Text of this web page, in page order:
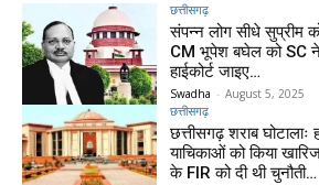
छत्तीसगढ़
संपन्न लोग सीधे सुप्रीम
CM भूपेश बघेल को SC ने
हाईकोर्ट जाइए…
Swadha - August 5, 2025
छत्तीसगढ़
छत्तीसगढ़ शराब घोटालाः
याचिकाओं को किया
के FIR को दी थी चुनौती…